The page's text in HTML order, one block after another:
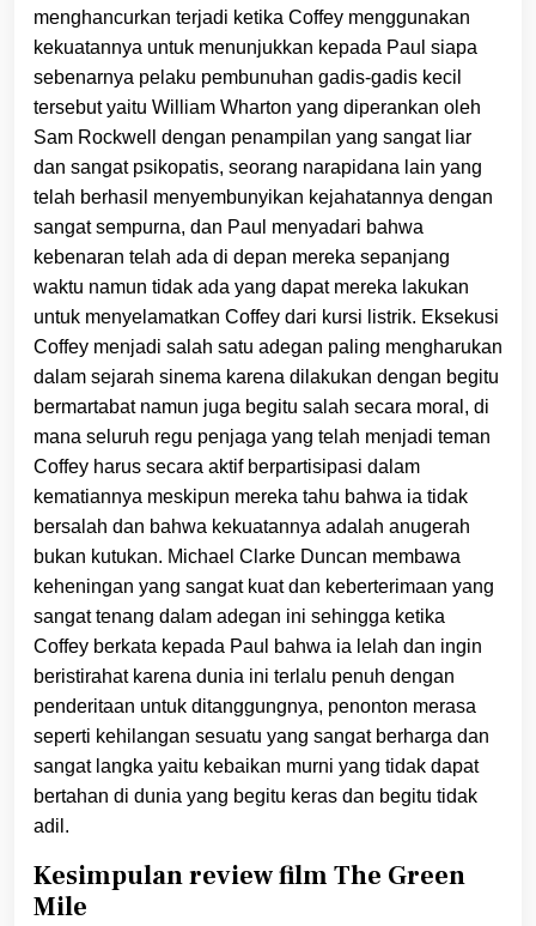
menghancurkan terjadi ketika Coffey menggunakan
kekuatannya untuk menunjukkan kepada Paul siapa
sebenarnya pelaku pembunuhan gadis-gadis kecil
tersebut yaitu William Wharton yang diperankan oleh
Sam Rockwell dengan penampilan yang sangat liar
dan sangat psikopatis, seorang narapidana lain yang
telah berhasil menyembunyikan kejahatannya dengan
sangat sempurna, dan Paul menyadari bahwa
kebenaran telah ada di depan mereka sepanjang
waktu namun tidak ada yang dapat mereka lakukan
untuk menyelamatkan Coffey dari kursi listrik. Eksekusi
Coffey menjadi salah satu adegan paling mengharukan
dalam sejarah sinema karena dilakukan dengan begitu
bermartabat namun juga begitu salah secara moral, di
mana seluruh regu penjaga yang telah menjadi teman
Coffey harus secara aktif berpartisipasi dalam
kematiannya meskipun mereka tahu bahwa ia tidak
bersalah dan bahwa kekuatannya adalah anugerah
bukan kutukan. Michael Clarke Duncan membawa
keheningan yang sangat kuat dan keberterimaan yang
sangat tenang dalam adegan ini sehingga ketika
Coffey berkata kepada Paul bahwa ia lelah dan ingin
beristirahat karena dunia ini terlalu penuh dengan
penderitaan untuk ditanggungnya, penonton merasa
seperti kehilangan sesuatu yang sangat berharga dan
sangat langka yaitu kebaikan murni yang tidak dapat
bertahan di dunia yang begitu keras dan begitu tidak
adil.
Kesimpulan review film The Green
Mile